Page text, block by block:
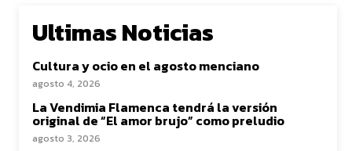
Ultimas Noticias
Cultura y ocio en el agosto menciano
agosto 4, 2026
La Vendimia Flamenca tendrá la versión
original de “El amor brujo” como preludio
agosto 3, 2026